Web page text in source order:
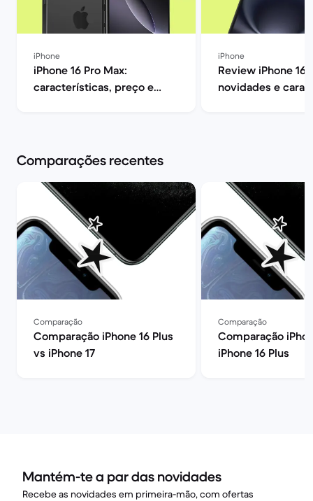
iPhone
iPhone 16 Pro Max:
características, preço e
iPhone
Review iPhone 16:
novidades e
Comparações recentes
Comparação
Comparação iPhone 16 Plus
vs iPhone 17
Comparação
Comparação
iPhone 16 Plus
Mantém-te a par das novidades
Recebe as novidades em primeira-mão, com ofertas